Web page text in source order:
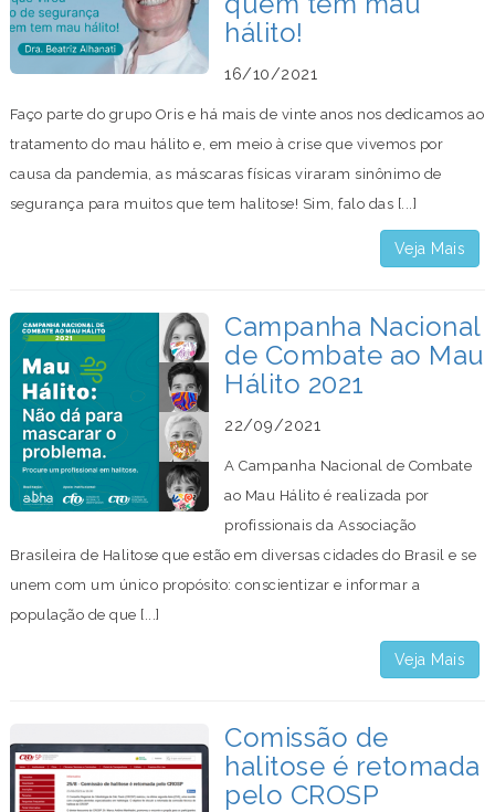
hálito!
16/10/2021
Faço parte do grupo Oris e há mais de vinte anos nos dedicamos ao
tratamento do mau hálito e, em meio à crise que vivemos por
causa da pandemia, as máscaras físicas viraram sinônimo de
segurança para muitos que tem halitose! Sim, falo das [...]
Veja Mais
Campanha Nacional
de Combate ao Mau
Hálito 2021
22/09/2021
A Campanha Nacional de Combate
ao Mau Hálito é realizada por
profissionais da Associação
Brasileira de Halitose que estão em diversas cidades do Brasil e se
unem com um único propósito: conscientizar e informar a
população de que [...]
Veja Mais
Comissão de
halitose é retomada
pelo CROSP